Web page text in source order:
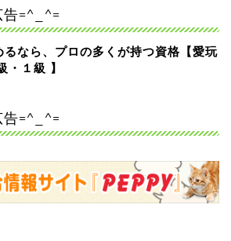
告=^_^=
るなら、プロの多くが持つ資格【愛玩
・１級 】
告=^_^=